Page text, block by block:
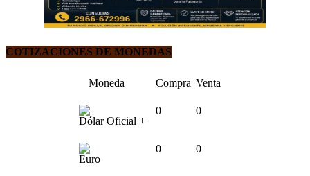
COTIZACIONES DE MONEDAS
Moneda Compra Venta
Dólar Oficial +
0 0
Euro
0 0